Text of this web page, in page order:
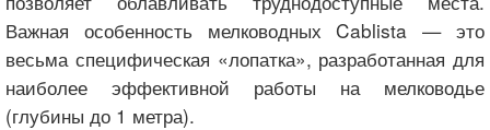
Важная особенность мелководных Cablista — это
весьма специфическая «лопатка», разработанная для
наиболее эффективной работы на мелководье
(глубины до 1 метра).